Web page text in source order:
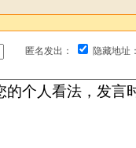
匿名发出： 隐藏地址